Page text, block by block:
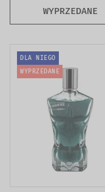
WYPRZEDANE
DLA NIEGO
WYPRZEDANE